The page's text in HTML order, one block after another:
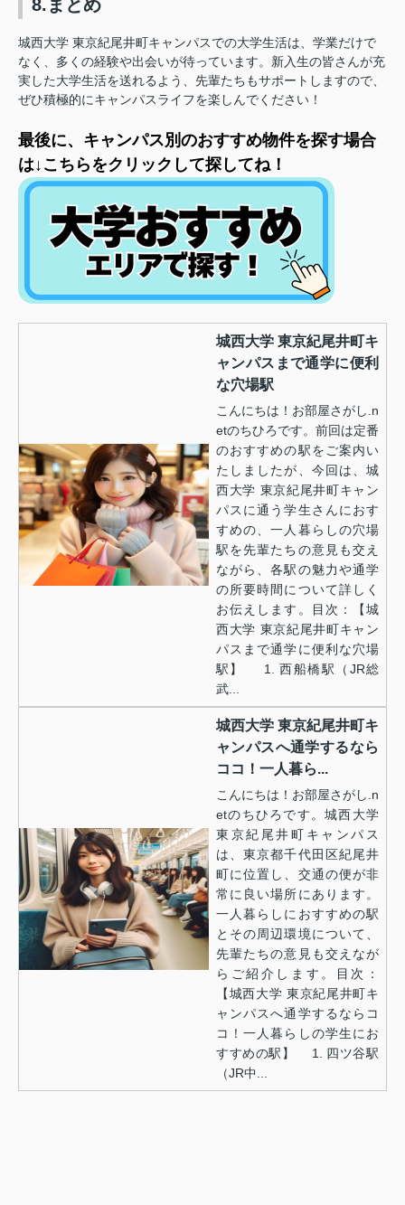
8.まとめ
城西大学 東京紀尾井町キャンパスでの大学生活は、学業だけで
なく、多くの経験や出会いが待っています。新入生の皆さんが充
実した大学生活を送れるよう、先輩たちもサポートしますので、
ぜひ積極的にキャンパスライフを楽しんでください！
最後に、キャンパス別のおすすめ物件を探す場合
は↓こちらをクリックして探してね！
城西大学 東京紀尾井町キ
ャンパスまで通学に便利
な穴場駅
こんにちは！お部屋さがし.n
etのちひろです。前回は定番
のおすすめの駅をご案内い
たしましたが、今回は、城
西大学 東京紀尾井町キャン
パスに通う学生さんにおす
すめの、一人暮らしの穴場
駅を先輩たちの意見も交え
ながら、各駅の魅力や通学
の所要時間について詳しく
お伝えします。目次：【城
西大学 東京紀尾井町キャン
パスまで通学に便利な穴場
駅】 1. 西船橋駅（JR総
武...
城西大学 東京紀尾井町キ
ャンパスへ通学するなら
ココ！一人暮ら...
こんにちは！お部屋さがし.n
etのちひろです。城西大学
東京紀尾井町キャンパス
は、東京都千代田区紀尾井
町に位置し、交通の便が非
常に良い場所にあります。
一人暮らしにおすすめの駅
とその周辺環境について、
先輩たちの意見も交えなが
らご紹介します。目次：
【城西大学 東京紀尾井町キ
ャンパスへ通学するならコ
コ！一人暮らしの学生にお
すすめの駅】 1. 四ツ谷駅
（JR中...